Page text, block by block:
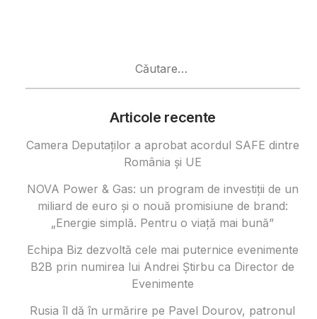
Articole recente
Camera Deputaților a aprobat acordul SAFE dintre
România și UE
NOVA Power & Gas: un program de investiții de un
miliard de euro și o nouă promisiune de brand:
„Energie simplă. Pentru o viață mai bună”
Echipa Biz dezvoltă cele mai puternice evenimente
B2B prin numirea lui Andrei Știrbu ca Director de
Evenimente
Rusia îl dă în urmărire pe Pavel Dourov, patronul